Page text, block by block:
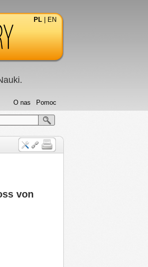
PL EN
Pomoc
O nas
von